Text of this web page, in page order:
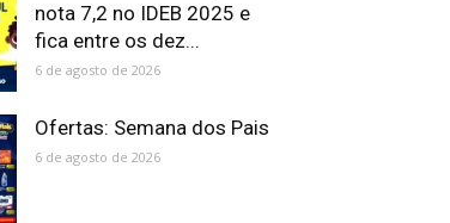
nota 7,2 no IDEB 2025 e
fica entre os dez...
6 de agosto de 2026
Ofertas: Semana dos Pais
6 de agosto de 2026